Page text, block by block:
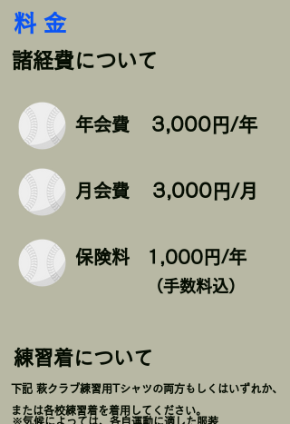
料 金
諸経費について
3,000円/年
年会費
月会費 3,000円/月
保険料
（手数料込）
1,000円/年
練習着について
下記 萩クラブ練習用Tシャツの両方もしくはいずれか、
または各校練習着を着用してください。
※気候によっては、各自運動に適した服装